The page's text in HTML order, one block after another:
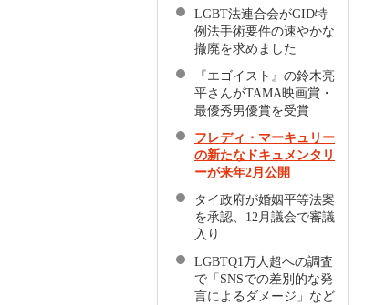
LGBT法連合会がGID特
例法手術要件の速やかな
撤廃を求めました
『エゴイスト』の鈴木亮
平さんがTAMA映画賞・
最優秀男優賞を受賞
フレディ・マーキュリー
の新たなドキュメンタリ
ーが来年2月公開
タイ政府が婚姻平等法案
を承認、12月議会で審議
入り
LGBTQ1万人超への調査
で「SNSでの差別的な発
言によるダメージ」など